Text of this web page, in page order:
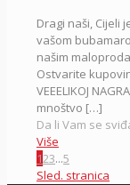
Dragi naši, Cijeli
vašom
našim
Ostvarite
VEEELIKOJ
mnoštvo […]
Da li Vam se
Više
123...5
Sled. stranica